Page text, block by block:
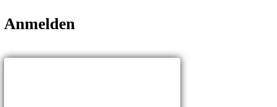
Anmelden